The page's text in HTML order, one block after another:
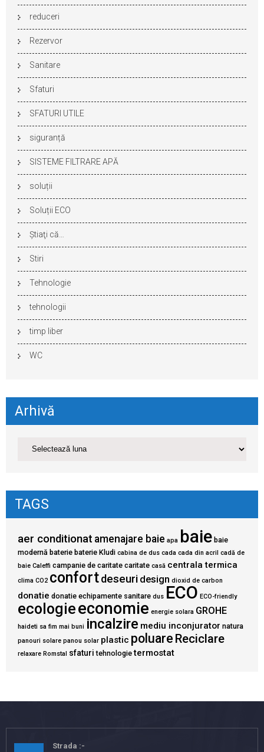
reduceri
Rezervor
Sanitare
Sfaturi
SFATURI UTILE
siguranță
SISTEME FILTRARE APĂ
soluții
Soluții ECO
Ştiaţi că…
Stiri
Tehnologie
tehnologii
timp liber
WC
Arhivă
TAGS
aer conditionat amenajare baie apa baie baie
modernă baterie baterie Kludi cabina de dus cada cada din acril cadă de
baie Caleffi campanie de caritate caritate casă centrala termica
clima CO2 confortdeseuri design dioxid de carbon
donatie donatie echipamente sanitare dus ECO ECO-friendly
ecologieeconomie energie solara GROHE
haideti sa fim mai buni incalzire mediu inconjurator natura
panouri solare panou solar plastic poluare Reciclare
relaxare Romstal sfaturi tehnologie termostat
Strada